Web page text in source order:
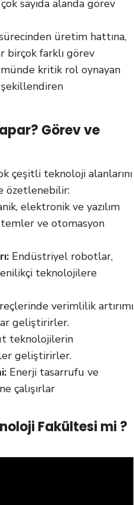
sayıda alanda görev
üretim hattına,
birçok farklı görev
kritik rol oynayan
Görev ve
çeşitli teknoloji alanlarını
özetlenebilir:
elektronik ve yazılım
ve otomasyon
Endüstriyel robotlar,
teknolojilere
verimlilik artırımı
geliştirirler.
teknolojilerin
geliştirirler.
Enerji tasarrufu ve
çalışırlar
Fakültesi mi ?